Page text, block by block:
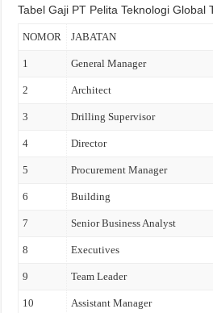
Tabel Gaji PT Pelita Teknologi Global
NOMOR JABATAN
1 General Manager
2 Architect
3 Drilling Supervisor
4 Director
5 Procurement Manager
6 Building
7 Senior Business Analyst
8 Executives
9 Team Leader
10 Assistant Manager